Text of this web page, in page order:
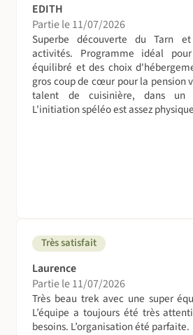
EDITH
Partie le 11/07/2026
Superbe découverte du Tarn
activités. Programme idéal
équilibré et des choix
gros coup de cœur pour la pension
talent de cuisinière, dans un
L'initiation spéléo est assez
Très satisfait
Laurence
Partie le 11/07/2026
Très beau trek avec une super
L’équipe a toujours été très
besoins. L’organisation été parfaite.